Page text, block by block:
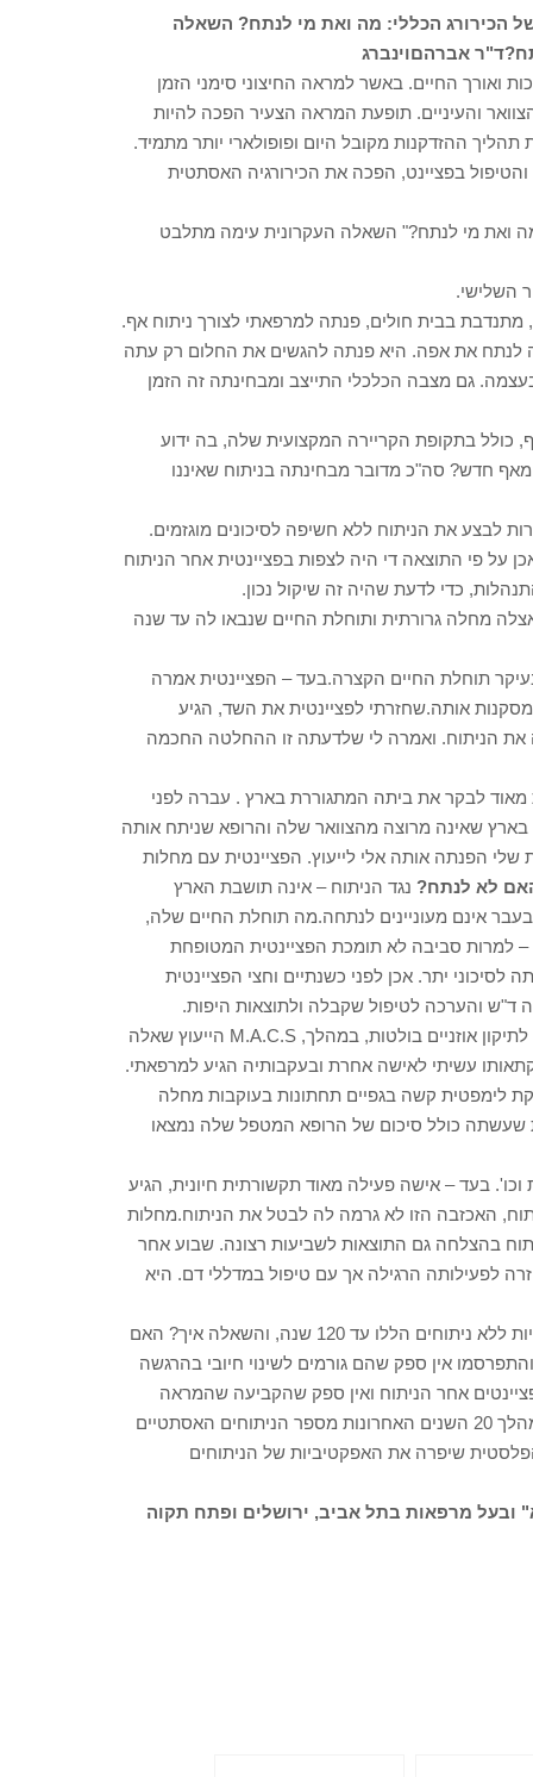
הכירורג הכללי: מה ואת מי לנתח? השאלה
ד"ר אברהםוינברג
החיים. באשר למראה החיצוני סימני הזמן
והעיניים. תופעת המראה הצעיר הפכה להיות
ההזדקנות מקובל היום ופופולארי יותר מתמיד.
בפציינט, הפכה את הכירורגיה האסתטית
ואת מי לנתח?" השאלה העקרונית עימה מתלבט
השלישי.
לגילה, מתנדבת בבית חולים, פנתה למרפאתי לצורך ניתוח אף.
לנתח את אפה. היא פנתה להגשים את החלום רק עתה
גם מצבה הכלכלי התייצב ומבחינתה זה הזמן
כולל בתקופת הקריירה המקצועית שלה, בה ידוע
מאף חדש? סה"כ מדובר מבחינתה בניתוח שאיננו
לבצע את הניתוח ללא חשיפה לסיכונים מוגזמים.
על פי התוצאה די היה לצפות בפציינטית אחר הניתוח
כדי לדעת שהיה זה שיקול נכון.
התגלתה אצלה מחלה גרורתית ותוחלת החיים שנבאו לה עד שנה
תוחלת החיים הקצרה.בעד – הפציינטית אמרה
אותה.שחזרתי לפציינטית את השד, הגיע
הניתוח. ואמרה לי שלדעתה זו ההחלטה החכמה
מפותחת מאוד לבקר את ביתה המתגוררת בארץ . עברה לפני
שאינה מרוצה מהצוואר שלה והרופא שניתח אותה
שלי הפנתה אותה אלי לייעוץ. הפציינטית עם מחלות
לא לנתח? נגד הניתוח – אינה תושבת הארץ
אינם מעוניינים לנתחה.מה תוחלת החיים שלה,
– למרות סביבה לא תומכת הפציינטית המטופחת
יתר. אכן לפני כשנתיים וחצי הפציינטית
והערכה לטיפול שקבלה ולתוצאות היפות.
4 – פציינטית בת 76 מס' שנים אחר מתיחת פנים, מעוניינת בניתוח לתיקון אוזניים בולטות, במהלך, M.A.C.S הייעוץ שאלה
עשיתי לאישה אחרת ובעקבותיה הגיע למרפאתי.
לימפטית קשה בגפיים תחתונות בעוקבות מחלה
שעשתה כולל סיכום של הרופא המטפל שלה נמצאו
בעד – אישה פעילה מאוד תקשורתית חיונית, הגיע
האכזבה הזו לא גרמה לה לבטל את הניתוח.מחלות
בהצלחה גם התוצאות לשביעות רצונה. שבוע אחר
לפעילותה הרגילה אך עם טיפול במדללי דם. היא
הכירורגיה הפלסטית האסתטית מביאה לניתוח אנשים שיכולים לחיות ללא ניתוחים הללו עד 120 שנה, והשאלה איך? האם
אין ספק שהם גורמים לשינוי חיובי בהרגשה
אחר הניתוח ואין ספק שהקביעה שהמראה
היפה והמטופח והשפעה והצלחה חברתית הולכים יחד. ולראיה במהלך 20 השנים האחרונות מספר הניתוחים האסתטיים
שיפרה את האפקטיביות של הניתוחים
ובעל מרפאות בתל אביב, ירושלים ופתח תקוה